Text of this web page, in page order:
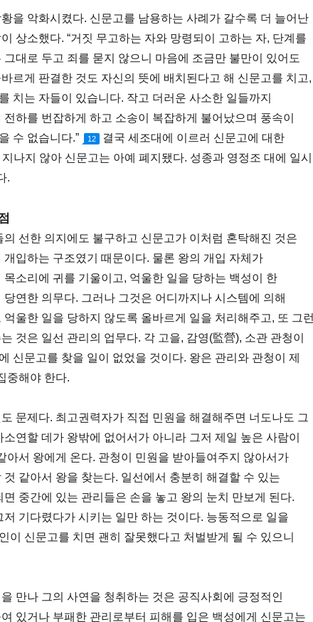
을 악화시켰다. 신문고를 남용하는 사례가 갈수록 더 늘어난
상소했다. “거짓 무고하는 자와 망령되이 고하는 자, 단계를
대로 두고 죄를 묻지 않으니 마음에 조금만 불만이 있어도
르게 판결한 것도 자신의 뜻에 배치된다고 해 신문고를 치고,
치는 자들이 있습니다. 작고 더러운 사소한 일들까지
하를 번잡하게 하고 소송이 복잡하게 불어났으며 풍속이
수 없습니다.”
12
결국 세조대에 이르러 신문고에 대한
지나지 않아 신문고는 아예 폐지됐다. 성종과 영정조 대에 일시
.
선한 의지에도 불구하고 신문고가 이처럼 혼탁해진 것은
입하는 구조였기 때문이다. 물론 왕의 개입 자체가
소리에 귀를 기울이고, 억울한 일을 당하는 백성이 한
연한 의무다. 그러나 그것은 어디까지나 시스템에 의해
울한 일을 당하지 않도록 올바르게 일을 처리해주고, 또 그런
것은 일선 관리의 업무다. 각 고을, 감영(監營), 소관 관청이
신문고를 찾을 일이 없었을 것이다. 왕은 관리와 관청이 제
중해야 한다.
문제다. 최고권력자가 직접 민원을 해결해주면 너도나도 그
연할 데가 왕밖에 없어서가 아니라 그저 제일 높은 사람이
아서 왕에게 온다. 관청이 민원을 받아들여주지 않아서가
같아서 왕을 찾는다. 일선에서 충분히 해결할 수 있는
중간에 있는 관리들은 손을 놓고 왕의 눈치 만보게 된다.
기다렸다가 시키는 일만 하는 것이다. 능동적으로 일을
이 신문고를 치면 괜히 잘못했다고 처벌받게 될 수 있으니
만나 그의 사연을 청취하는 것은 공직사회에 긍정적인
있거나 부패한 관리로부터 피해를 입은 백성에게 신문고는